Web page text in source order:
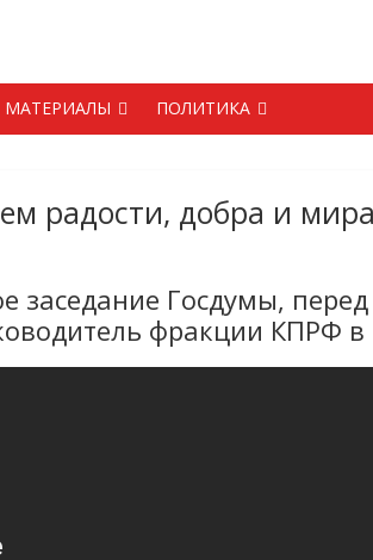
МАТЕРИАЛЫ ПОЛИТИКА
радости, добра и
заседание Госдумы,
фракции КПРФ в